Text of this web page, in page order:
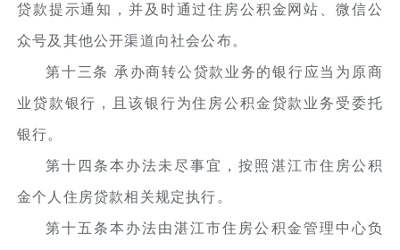
贷款提示通知，并及时通过住房公积金网站、微信公
众号及其他公开渠道向社会公布。
第十三条 承办商转公贷款业务的银行应当为原商
业贷款银行，且该银行为住房公积金贷款业务受委托
银行。
第十四条本办法未尽事宜，按照湛江市住房公积
金个人住房贷款相关规定执行。
第十五条本办法由湛江市住房公积金管理中心负